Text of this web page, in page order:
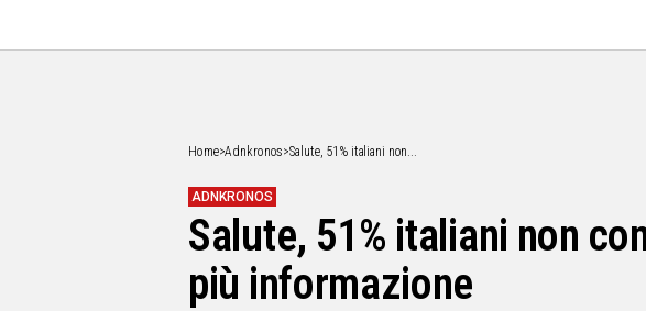
ORISTANO
Home>Adnkronos>Salute, 51% italiani non...
ADNKRONOS
Salute, 51% italiani non
più informazione